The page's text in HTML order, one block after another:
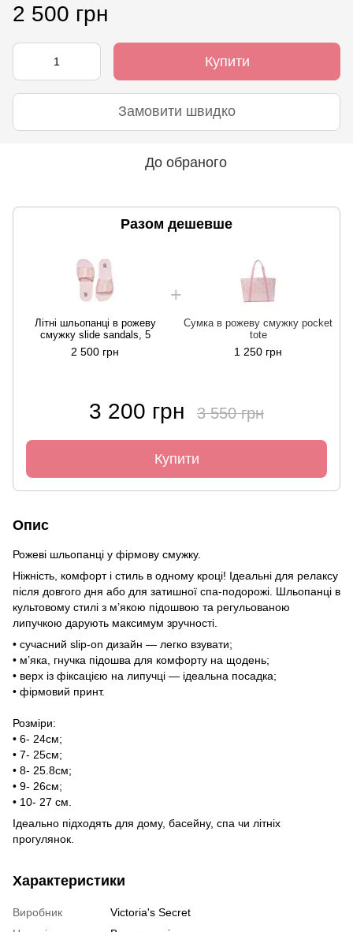
2 500 грн
Купити
Замовити швидко
До обраного
Разом дешевше
Літні шльопанці в рожеву
смужку slide sandals, 5
2 500 грн
Сумка в рожеву смужку pocket
tote
1 250 грн
3 200 грн 3 550 грн
Купити
Опис
Рожеві шльопанці у фірмову смужку.
Ніжність, комфорт і стиль в одному кроці! Ідеальні для релаксу
після довгого дня або для затишної спа-подорожі. Шльопанці в
культовому стилі з м’якою підошвою та регульованою
липучкою дарують максимум зручності.
• сучасний slip-on дизайн — легко взувати;
• м’яка, гнучка підошва для комфорту на щодень;
• верх із фіксацією на липучці — ідеальна посадка;
• фірмовий принт.
Розміри:
• 6- 24см;
• 7- 25см;
• 8- 25.8см;
• 9- 26см;
• 10- 27 см.
Ідеально підходять для дому, басейну, спа чи літніх
прогулянок.
Характеристики
Виробник
Victoria's Secret